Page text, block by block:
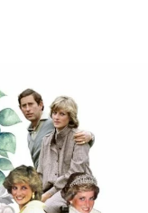
Franceska
anche daIl
riemerse
e Franceska